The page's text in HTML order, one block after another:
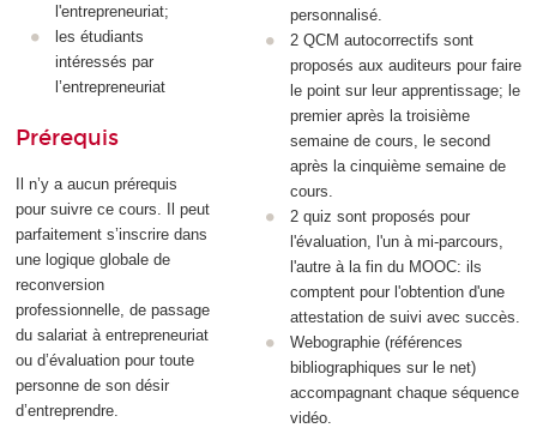
l'entrepreneuriat;
les étudiants
intéressés par
l’entrepreneuriat
Prérequis
Il n’y a aucun prérequis
pour suivre ce cours. Il peut
parfaitement s’inscrire dans
une logique globale de
reconversion
professionnelle, de passage
du salariat à entrepreneuriat
ou d’évaluation pour toute
personne de son désir
d’entreprendre.
personnalisé.
2 QCM autocorrectifs sont
proposés aux auditeurs pour faire
le point sur leur apprentissage; le
premier après la troisième
semaine de cours, le second
après la cinquième semaine de
cours.
2 quiz sont proposés pour
l'évaluation, l'un à mi-parcours,
l'autre à la fin du MOOC: ils
comptent pour l'obtention d'une
attestation de suivi avec succès.
Webographie (références
bibliographiques sur le net)
accompagnant chaque séquence
vidéo.